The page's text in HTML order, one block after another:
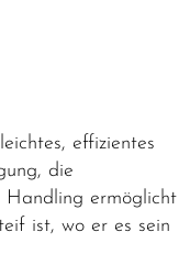
effizientes
die
Handling ermöglicht
ist, wo er es sein